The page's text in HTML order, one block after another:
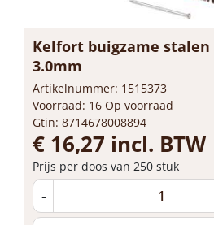
Kelfort buigzame stalen
3.0mm
Artikelnummer: 1515373
Voorraad: 16 Op voorraad
Gtin: 8714678008894
€ 16,27 incl. BTW
Prijs per doos van 250 stuk
-